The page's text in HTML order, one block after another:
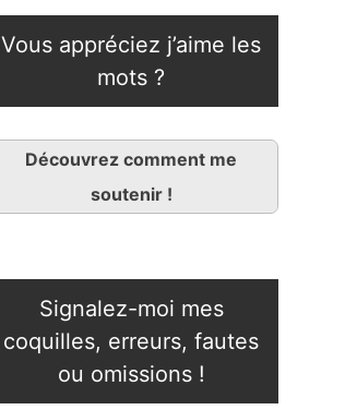
Vous appréciez j’aime les
mots ?
Découvrez comment me
soutenir !
Signalez-moi mes
coquilles, erreurs, fautes
ou omissions !